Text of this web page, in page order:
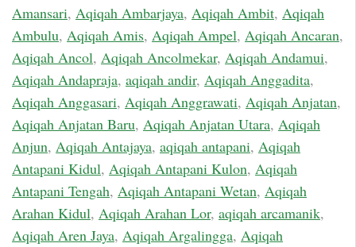
Amansari, Aqiqah Ambarjaya, Aqiqah Ambit, Aqiqah
Ambulu, Aqiqah Amis, Aqiqah Ampel, Aqiqah Ancaran,
Aqiqah Ancol, Aqiqah Ancolmekar, Aqiqah Andamui,
Aqiqah Andapraja, aqiqah andir, Aqiqah Anggadita,
Aqiqah Anggasari, Aqiqah Anggrawati, Aqiqah Anjatan,
Aqiqah Anjatan Baru, Aqiqah Anjatan Utara, Aqiqah
Anjun, Aqiqah Antajaya, aqiqah antapani, Aqiqah
Antapani Kidul, Aqiqah Antapani Kulon, Aqiqah
Antapani Tengah, Aqiqah Antapani Wetan, Aqiqah
Arahan Kidul, Aqiqah Arahan Lor, aqiqah arcamanik,
Aqiqah Aren Jaya, Aqiqah Argalingga, Aqiqah